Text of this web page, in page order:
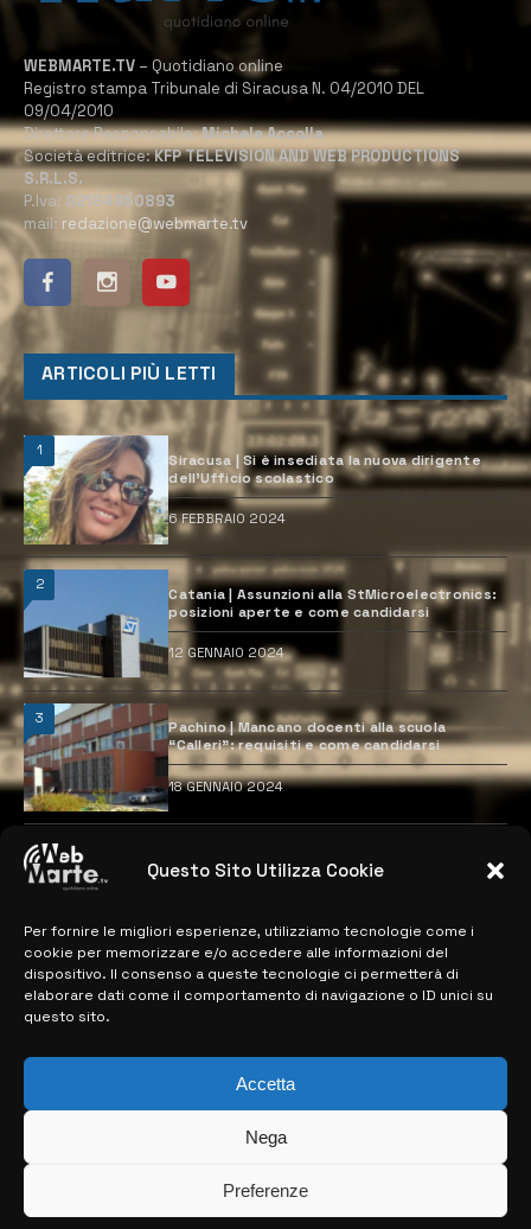
Questo Sito Utilizza Cookie
Per fornire le migliori esperienze, utilizziamo tecnologie come i
cookie per memorizzare e/o accedere alle informazioni del
dispositivo. Il consenso a queste tecnologie ci permetterà di
elaborare dati come il comportamento di navigazione o ID unici su
questo sito.
Accetta
Nega
Preferenze
WEBMARTE.TV – Quotidiano online
Registro stampa Tribunale di Siracusa N. 04/2010 DEL
09/04/2010
Direttore Responsabile:Michele Accolla
Società editrice:KFP TELEVISION AND WEB PRODUCTIONS
S.R.L.S.
P.Iva: 02184950893
mail: redazione@webmarte.tv
ARTICOLI PIÙ LETTI
1
Siracusa | Si è insediata la nuova dirigente
dell’Ufficio scolastico
6 FEBBRAIO 2024
2
Catania | Assunzioni alla StMicroelectronics:
posizioni aperte e come candidarsi
12 GENNAIO 2024
3
Pachino | Mancano docenti alla scuola
“Calleri”: requisiti e come candidarsi
18 GENNAIO 2024
4
Catania | Opportunità di lavoro con St
Microelectronics: centinaia di assunzioni
MAPPA DEL SITO
> EDIZIONI LOCALI